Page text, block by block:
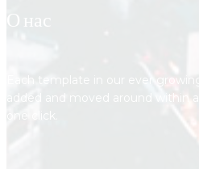
О нас
Each template in our ever
added and moved around within